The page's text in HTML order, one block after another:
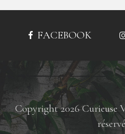
FACEBOOK
Copyright 2026 Curieuse